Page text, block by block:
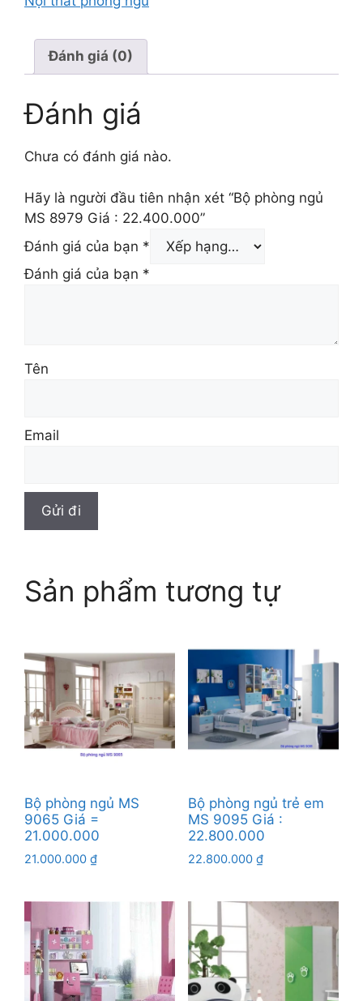
Đánh giá (0)
Đánh giá
Chưa có đánh giá nào.
Hãy là người đầu tiên nhận xét “Bộ phòng ngủ
MS 8979 Giá : 22.400.000”
Đánh giá của bạn *
Đánh giá của bạn *
Tên
Email
Sản phẩm tương tự
Bộ phòng ngủ MS
9065 Giá =
21.000.000
21.000.000 ₫
Bộ phòng ngủ trẻ em
MS 9095 Giá :
22.800.000
22.800.000 ₫